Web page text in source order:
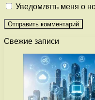
Уведомлять меня о
Свежие записи